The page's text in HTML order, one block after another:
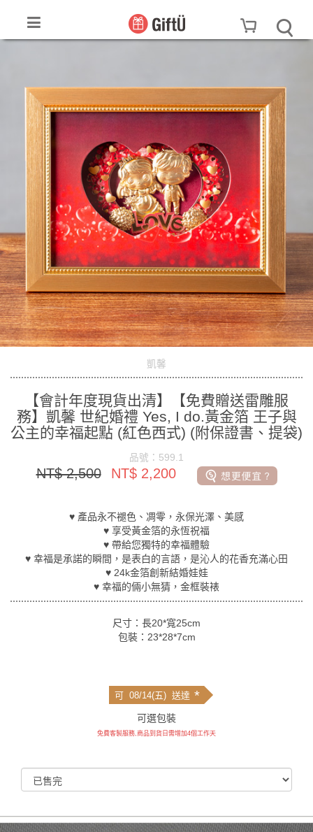
凱馨
【會計年度現貨出清】【免費贈送雷雕服
務】凱馨 世紀婚禮 Yes, I do.黃金箔 王子與
公主的幸福起點 (紅色西式) (附保證書、提袋)
品號：599.1
NT$ 2,500 NT$ 2,200
♥ 產品永不褪色、凋零，永保光澤、美感
♥ 享受黃金箔的永恆祝福
♥ 帶給您獨特的幸福體驗
♥ 幸福是承諾的瞬間，是表白的言語，是沁人的花香充滿心田
♥ 24k金箔創新結婚娃娃
♥ 幸福的倆小無猜，金框裝裱
尺寸：長20*寬25cm
包裝：23*28*7cm
可 08/14(五) 送達 *
可選包裝
免費客製服務,商品到貨日需增加4個工作天